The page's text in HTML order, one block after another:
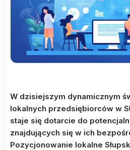
W dzisiejszym dynamicznym
lokalnych przedsiębiorców w
staje się dotarcie do
znajdujących się w ich
Pozycjonowanie lokalne